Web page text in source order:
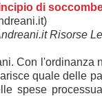
di
Risorse
Con l'ordinanza
quale delle
spese